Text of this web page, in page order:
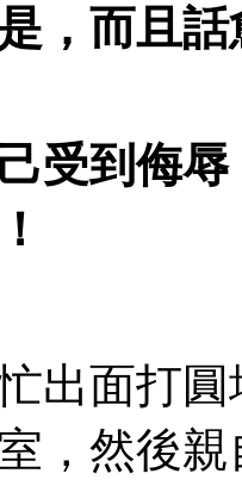
，而且
受到侮
出面打
，然後